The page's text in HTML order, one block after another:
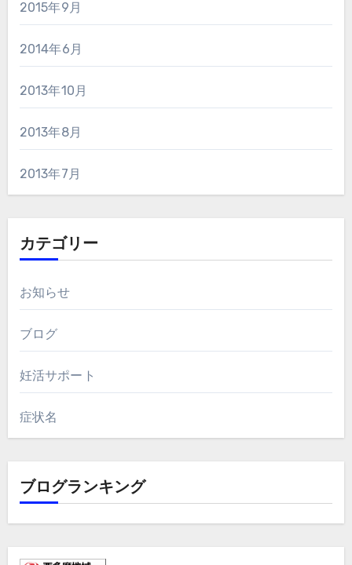
2015年9月
2014年6月
2013年10月
2013年8月
2013年7月
カテゴリー
お知らせ
ブログ
妊活サポート
症状名
ブログランキング